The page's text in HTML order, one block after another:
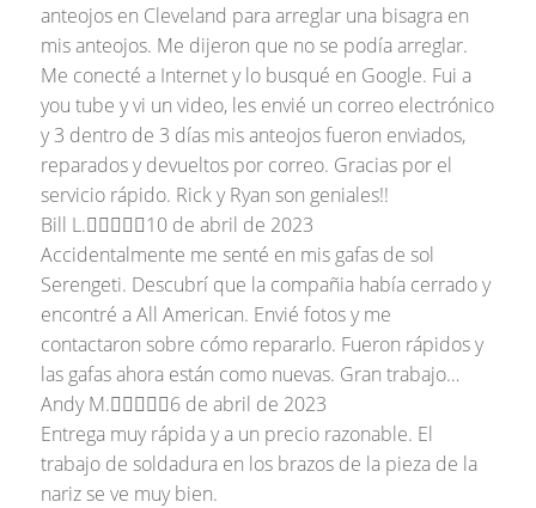
anteojos en Cleveland para arreglar una bisagra en
mis anteojos. Me dijeron que no se podía arreglar.
Me conecté a Internet y lo busqué en Google. Fui a
you tube y vi un video, les envié un correo electrónico
y 3 dentro de 3 días mis anteojos fueron enviados,
reparados y devueltos por correo. Gracias por el
servicio rápido. Rick y Ryan son geniales!!
Bill L.10 de abril de 2023
Accidentalmente me senté en mis gafas de sol
Serengeti. Descubrí que la compañia había cerrado y
encontré a All American. Envié fotos y me
contactaron sobre cómo repararlo. Fueron rápidos y
las gafas ahora están como nuevas. Gran trabajo…
Andy M.6 de abril de 2023
Entrega muy rápida y a un precio razonable. El
trabajo de soldadura en los brazos de la pieza de la
nariz se ve muy bien.